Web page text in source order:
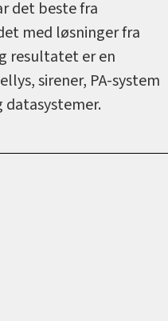
det beste fra
med løsninger fra
resultatet er en
sirener, PA-system